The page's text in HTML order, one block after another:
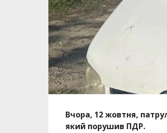
Вчора, 12 жовтня,
який порушив ПДР.